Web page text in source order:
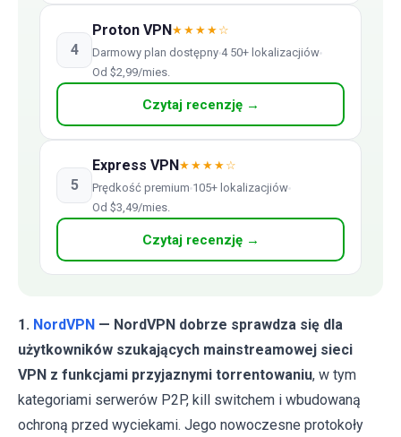
4
Proton VPN ★★★★☆
Darmowy plan dostępny 4 50+ lokalizacjiów
Od $2,99/mies.
Czytaj recenzję →
5
Express VPN ★★★★☆
Prędkość premium 105+ lokalizacjiów
Od $3,49/mies.
Czytaj recenzję →
1. NordVPN — NordVPN dobrze sprawdza się dla
użytkowników szukających mainstreamowej sieci
VPN z funkcjami przyjaznymi torrentowaniu, w tym
kategoriami serwerów P2P, kill switchem i wbudowaną
ochroną przed wyciekami. Jego nowoczesne protokoły